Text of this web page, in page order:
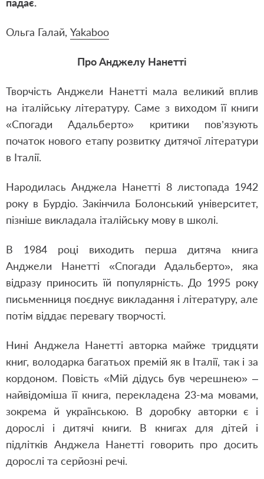
Ольга Галай, Yakaboo
Про Анджелу Нанетті
Творчість Анджели Нанетті мала великий вплив
на італійську літературу. Саме з виходом її книги
«Спогади Адальберто» критики пов’язують
початок нового етапу розвитку дитячої літератури
в Італії.
Народилась Анджела Нанетті 8 листопада 1942
року в Бурдіо. Закінчила Болонський університет,
пізніше викладала італійську мову в школі.
В 1984 році виходить перша дитяча книга
Анджели Нанетті «Спогади Адальберто», яка
відразу приносить їй популярність. До 1995 року
письменниця поєднує викладання і літературу, але
потім віддає перевагу творчості.
Нині Анджела Нанетті авторка майже тридцяти
книг, володарка багатьох премій як в Італії, так і за
кордоном. Повість «Мій дідусь був черешнею» –
найвідоміша її книга, перекладена 23-ма мовами,
зокрема й українською. В доробку авторки є і
дорослі і дитячі книги. В книгах для дітей і
підлітків Анджела Нанетті говорить про досить
дорослі та серйозні речі.